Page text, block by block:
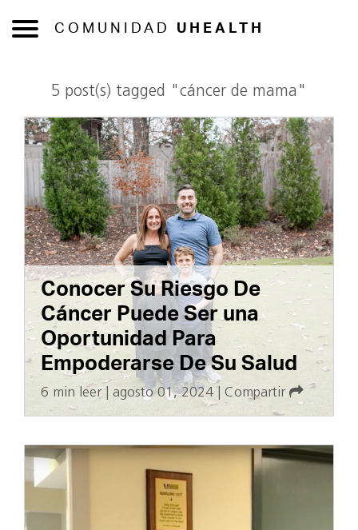
COMUNIDAD UHEALTH
5 post(s) tagged "cáncer de mama"
Conocer Su Riesgo De
Cáncer Puede Ser una
Oportunidad Para
Empoderarse De Su Salud
6 min leer| agosto 01, 2024 Compartir